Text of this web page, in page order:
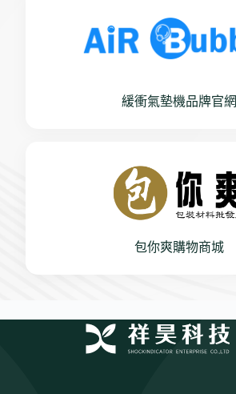
緩衝氣墊機品牌官網
包你爽購物商城